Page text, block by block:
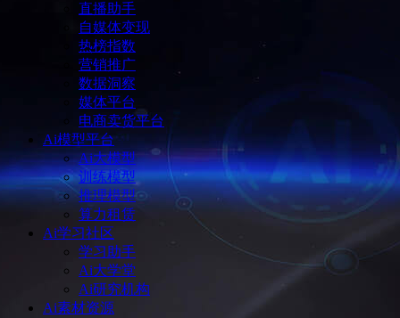
直播助手
自媒体变现
热榜指数
营销推广
数据洞察
媒体平台
电商卖货平台
Ai模型平台
Ai大模型
训练模型
推理模型
算力租赁
Ai学习社区
学习助手
Ai大学堂
Ai研究机构
Ai素材资源